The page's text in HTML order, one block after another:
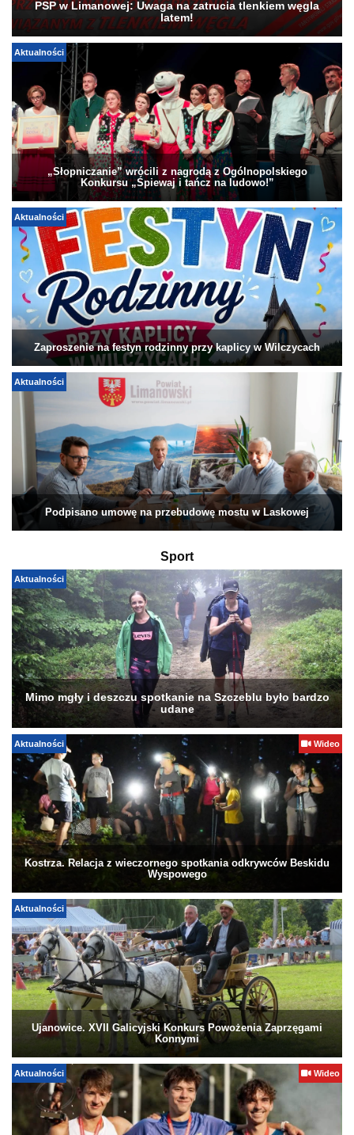
PSP w Limanowej: Uwaga na zatrucia tlenkiem węgla
latem!
Aktualności
„Słopniczanie” wrócili z nagrodą z Ogólnopolskiego
Konkursu „Śpiewaj i tańcz na ludowo!”
Aktualności
Zaproszenie na festyn rodzinny przy kaplicy w Wilczycach
Aktualności
Podpisano umowę na przebudowę mostu w Laskowej
Sport
Aktualności
Mimo mgły i deszczu spotkanie na Szczeblu było bardzo
udane
Aktualności Wideo
Kostrza. Relacja z wieczornego spotkania odkrywców Beskidu
Wyspowego
Aktualności
Ujanowice. XVII Galicyjski Konkurs Powożenia Zaprzęgami
Konnymi
Aktualności Wideo